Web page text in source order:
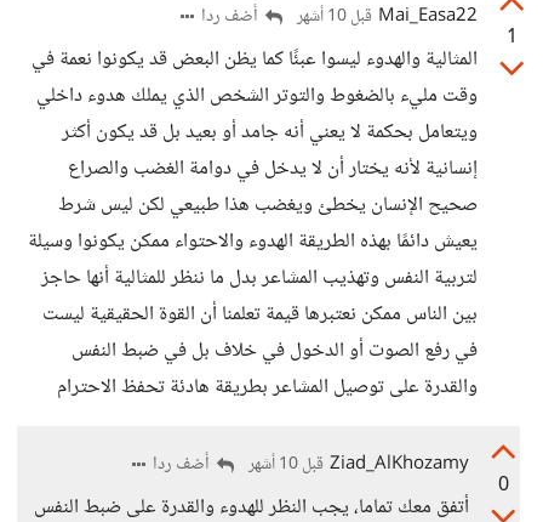
1
Mai_Easa22 قبل 10 أشهر أضف ردا
المثالية والهدوء ليسوا عبئًا كما يظن البعض قد يكونوا نعمة في
وقت مليء بالضغوط والتوتر الشخص الذي يملك هدوء داخلي
ويتعامل بحكمة لا يعني أنه جامد أو بعيد بل قد يكون أكثر
إنسانية لأنه يختار أن لا يدخل في دوامة الغضب والصراع
صحيح الإنسان يخطئ ويغضب هذا طبيعي لكن ليس شرط
يعيش دائمًا بهذه الطريقة الهدوء والاحتواء ممكن يكونوا وسيلة
لتربية النفس وتهذيب المشاعر بدل ما ننظر للمثالية أنها حاجز
بين الناس ممكن نعتبرها قيمة تعلمنا أن القوة الحقيقية ليست
في رفع الصوت أو الدخول في خلاف بل في ضبط النفس
والقدرة على توصيل المشاعر بطريقة هادئة تحفظ الاحترام
0
Ziad_AlKhozamy قبل 10 أشهر أضف ردا
أتفق معك تماما، يجب النظر للهدوء والقدرة على ضبط النفس